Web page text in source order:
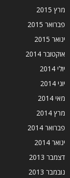
מרץ 2015
פברואר 2015
ינואר 2015
אוקטובר 2014
יולי 2014
יוני 2014
מאי 2014
מרץ 2014
פברואר 2014
ינואר 2014
דצמבר 2013
נובמבר 2013